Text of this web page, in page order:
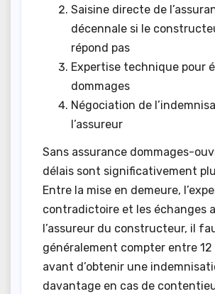
Saisine directe de
décennale si le
répond pas
Expertise technique pour
dommages
Négociation de
l’assureur
Sans assurance dommages-
délais sont significativement
Entre la mise en demeure,
contradictoire et les échanges
l’assureur du constructeur, il
généralement compter entre
avant d’obtenir une
davantage en cas de